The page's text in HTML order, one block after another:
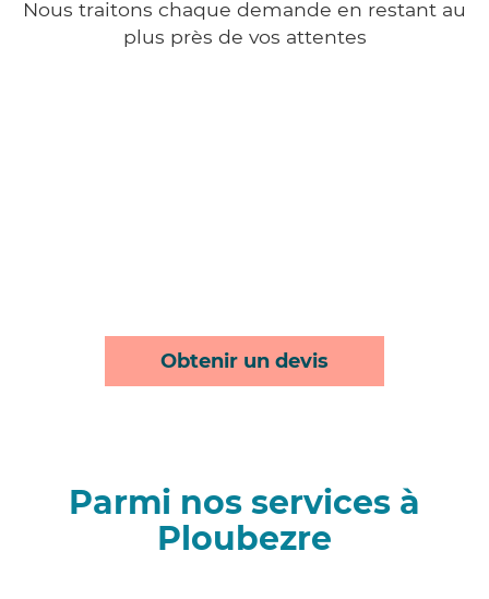
Nous traitons chaque demande en restant au
plus près de vos attentes
Obtenir un devis
Parmi nos services à
Ploubezre